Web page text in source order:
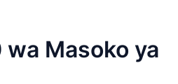
Masoko ya